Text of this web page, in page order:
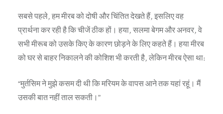
सबसे पहले, हम मीरब को दोषी और चिंतित देखते हैं, इसलिए वह
प्रार्थना कर रही है कि चीजें ठीक हों। हया, सलमा बेगम और अनवर, वे
सभी मीरूब को उसके किए के कारण छोड़ने के लिए कहते हैं। हया मीरब
को घर से बाहर निकालने की कोशिश भी करती है, लेकिन मीरब ऐसा था:
“मुर्तसिम ने मुझे कसम दी थी कि मरियम के वापस आने तक यहां रहूं। मैं
उसकी बात नहीं ताल सकती।”